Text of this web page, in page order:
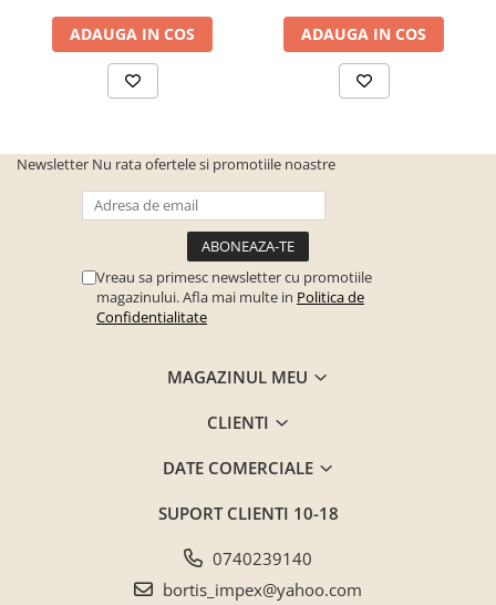
auriu, Bortis
ADAUGA IN COS ADAUGA IN COS
Newsletter Nu rata ofertele si promotiile noastre
Vreau sa primesc newsletter cu promotiile
magazinului. Afla mai multe in Politica de
Confidentialitate
MAGAZINUL MEU
CLIENTI
DATE COMERCIALE
SUPORT CLIENTI 10-18
0740239140
bortis_impex@yahoo.com